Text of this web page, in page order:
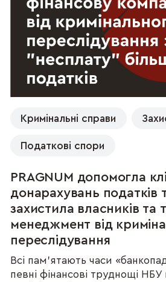
Кримінальні справи
Податкові спори
PRAGNUM допомогла
донарахувань податків
захистила власників та
менеджмент від
переслідування
Всі пам’ятають часи
певні фінансові труднощі